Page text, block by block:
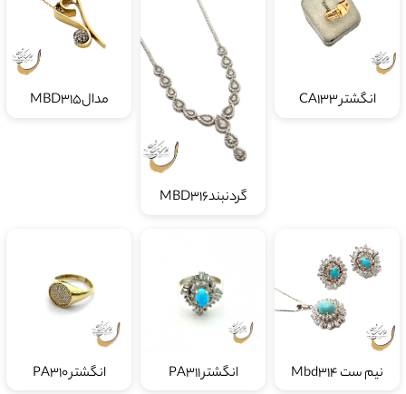
انگشتر CA133
گردنبندMBD316
مدالMBD315
نیم ست Mbd314 انگشتر PA311 انگشتر PA310